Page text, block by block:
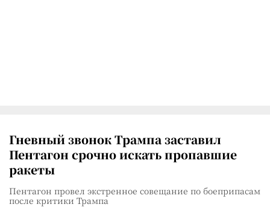
Гневный звонок Трампа заставил
Пентагон срочно искать пропавшие
ракеты
Пентагон провел экстренное совещание по боеприпасам
после критики Трампа